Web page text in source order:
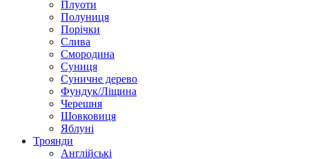
Плуоти
Полуниця
Порічки
Слива
Смородина
Суниця
Суничне дерево
Фундук/Ліщина
Черешня
Шовковиця
Яблуні
Троянди
Англійські